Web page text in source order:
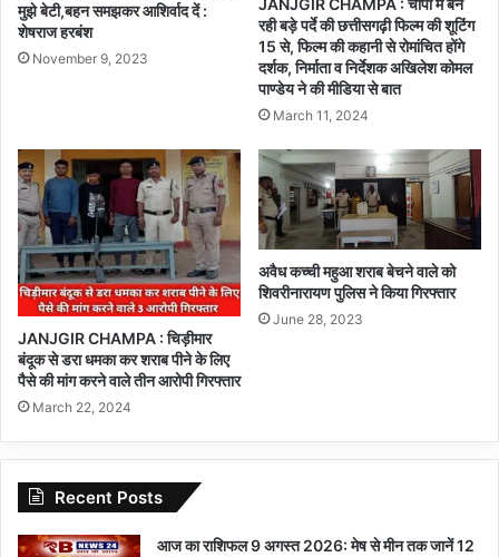
मुझे बेटी,बहन समझकर आशिर्वाद दें :
शेषराज हरबंश
November 9, 2023
रही बड़े पर्दे की छत्तीसगढ़ी फिल्म की शूटिंग
15 से, फिल्म की कहानी से रोमांचित होंगे
दर्शक, निर्माता व निर्देशक अखिलेश कोमल
पाण्डेय ने की मीडिया से बात
March 11, 2024
JANJGIR CHAMPA : चिड़ीमार
बंदूक से डरा धमका कर शराब पीने के लिए
पैसे की मांग करने वाले तीन आरोपी गिरफ्तार
March 22, 2024
अवैध कच्ची महुआ शराब बेचने वाले को
शिवरीनारायण पुलिस ने किया गिरफ्तार
June 28, 2023
Recent Posts
आज का राशिफल 9 अगस्त 2026: मेष से मीन तक जानें 12